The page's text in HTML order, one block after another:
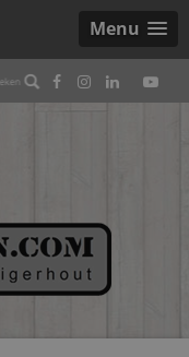
Menu